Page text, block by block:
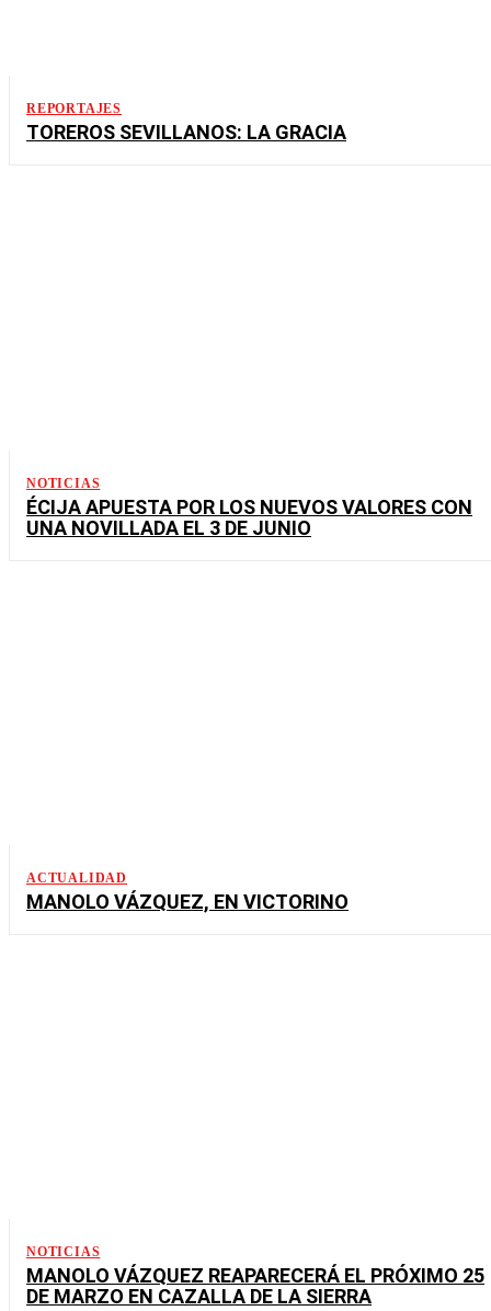
REPORTAJES
TOREROS SEVILLANOS: LA GRACIA
NOTICIAS
ÉCIJA APUESTA POR LOS NUEVOS VALORES CON
UNA NOVILLADA EL 3 DE JUNIO
ACTUALIDAD
MANOLO VÁZQUEZ, EN VICTORINO
NOTICIAS
MANOLO VÁZQUEZ REAPARECERÁ EL PRÓXIMO 25
DE MARZO EN CAZALLA DE LA SIERRA